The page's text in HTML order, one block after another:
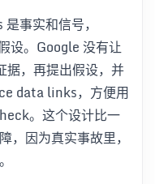
事实和信号，
设。Google 没有让
，再提出假设，并
data links，方便用
。这个设计比一
，因为真实事故里，